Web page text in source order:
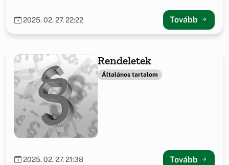
2025. 02. 27. 22:22 Tovább
Rendeletek
Általános tartalom
2025. 02. 27. 21:38 Tovább